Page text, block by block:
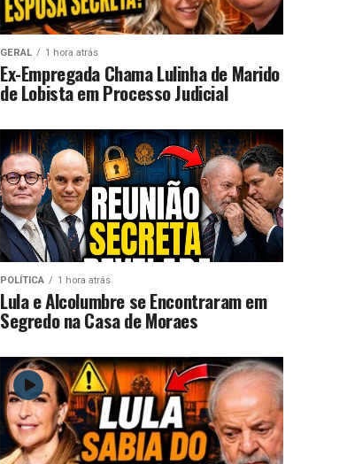
GERAL 1 hora atrás
Ex-Empregada Chama Lulinha de Marido
de Lobista em Processo Judicial
POLÍTICA 1 hora atrás
Lula e Alcolumbre se Encontraram em
Segredo na Casa de Moraes